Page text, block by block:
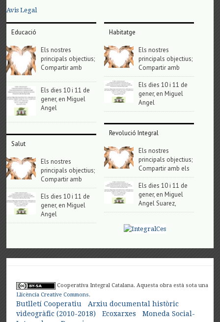
Avis Legal
Educació
Els nostres
principals objectius;
Compartir amb
Els dies 10 i 11 de
gener, en Miguel
Angel
Salut
Els nostres
principals objectius;
Compartir amb
Els dies 10 i 11 de
gener, en Miguel
Angel
Habitatge
Els nostres
principals objectius;
Compartir amb
Els dies 10 i 11 de
gener, en Miguel
Angel
Revolució Integral
Els nostres
principals objectius;
Compartir amb els
Els dies 10 i 11 de
gener, en Miguel
Angel Suarez,
Cooperativa Integral Catalana. Aquesta obra està sota una
Llicència Creative Commons.
Butlletí Cooperatiu
Arxiu documental històric
videogràfic (2010-2018)
Ecoxarxes
Moneda Social-